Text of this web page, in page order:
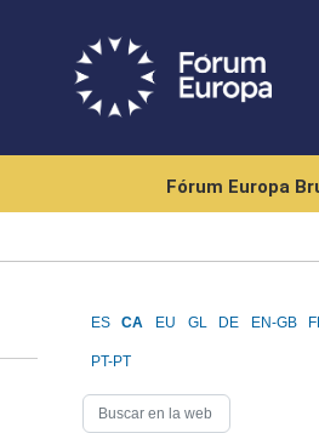
Fórum Europa
ES CA EU GL DE EN-GB
PT-PT